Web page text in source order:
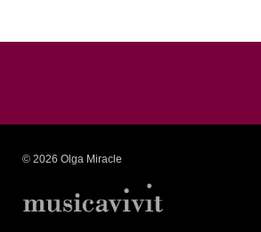
© 2026 Olga Miracle